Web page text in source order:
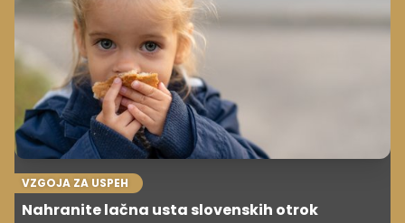
VZGOJA ZA USPEH
Nahranite lačna usta slovenskih otrok